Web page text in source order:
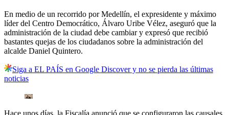
En medio de un recorrido por Medellín, el expresidente y máximo
líder del Centro Democrático, Álvaro Uribe Vélez, aseguró que la
administración de la ciudad debe cambiar y expresó que recibió
bastantes quejas de los ciudadanos sobre la administración del
alcalde Daniel Quintero.
Siga a EL PAÍS en Google Discover y no se pierda las últimas
noticias